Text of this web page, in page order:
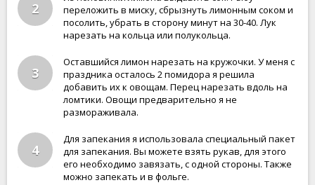
2
переложить в миску, сбрызнуть лимонным соком и
посолить, убрать в сторону минут на 30-40. Лук
нарезать на кольца или полукольца.
3
Оставшийся лимон нарезать на кружочки. У меня с
праздника осталось 2 помидора я решила
добавить их к овощам. Перец нарезать вдоль на
ломтики. Овощи предварительно я не
размораживала.
4
Для запекания я использовала специальный пакет
для запекания. Вы можете взять рукав, для этого
его необходимо завязать, с одной стороны. Также
можно запекать и в фольге.